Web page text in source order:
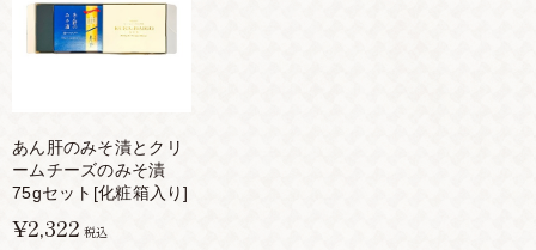
あん肝のみそ漬とクリ
ームチーズのみそ漬
75gセット[化粧箱入り]
¥2,322 税込